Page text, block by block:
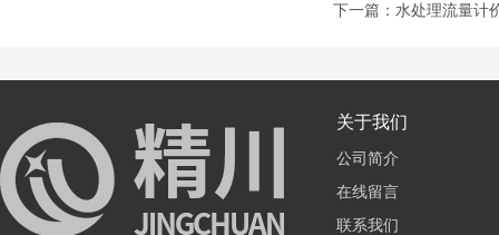
下一篇： 水处理流量计
关于我们
公司简介
在线留言
联系我们